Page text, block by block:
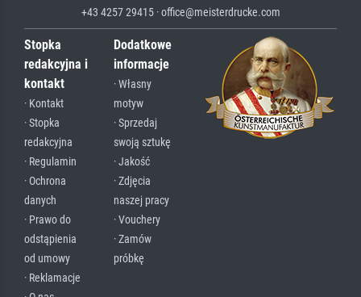
+43 4257 29415 · office@meisterdrucke.com
Stopka
redakcyjna i
kontakt
· Kontakt
· Stopka
redakcyjna
· Regulamin
· Ochrona
danych
· Prawo do
odstąpienia
od umowy
· Reklamacje
Dodatkowe
informacje
· Własny
motyw
· Sprzedaj
swoją sztukę
· Jakość
· Zdjęcia
naszej pracy
· Vouchery
· Zamów
próbkę